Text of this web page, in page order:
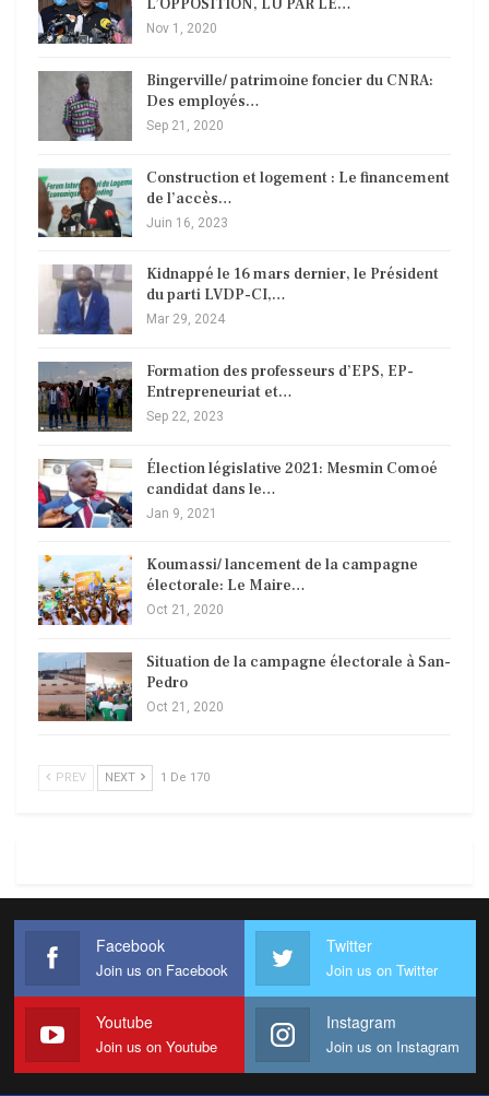
L’OPPOSITION, LU PAR LE…
Nov 1, 2020
Bingerville/ patrimoine foncier du CNRA:
Des employés…
Sep 21, 2020
Construction et logement : Le financement
de l’accès…
Juin 16, 2023
Kidnappé le 16 mars dernier, le Président
du parti LVDP-CI,…
Mar 29, 2024
Formation des professeurs d’EPS, EP-
Entrepreneuriat et…
Sep 22, 2023
Élection législative 2021: Mesmin Comoé
candidat dans le…
Jan 9, 2021
Koumassi/ lancement de la campagne
électorale: Le Maire…
Oct 21, 2020
Situation de la campagne électorale à San-
Pedro
Oct 21, 2020
PREV NEXT 1 De 170
Facebook
Join us on Facebook
Twitter
Join us on Twitter
Youtube
Join us on Youtube
Instagram
Join us on Instagram